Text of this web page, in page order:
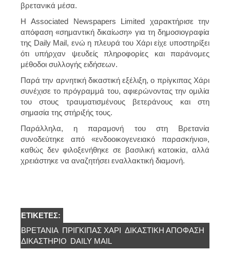
βρετανικά μέσα.
Η Associated Newspapers Limited χαρακτήρισε την
απόφαση «σημαντική δικαίωση» για τη δημοσιογραφία
της Daily Mail, ενώ η πλευρά του Χάρι είχε υποστηρίξει
ότι υπήρχαν ψευδείς πληροφορίες και παράνομες
μέθοδοι συλλογής ειδήσεων.
Παρά την αρνητική δικαστική εξέλιξη, ο πρίγκιπας Χάρι
συνέχισε το πρόγραμμά του, αφιερώνοντας την ομιλία
του στους τραυματισμένους βετεράνους και στη
σημασία της στήριξής τους.
Παράλληλα, η παραμονή του στη Βρετανία
συνοδεύτηκε από «ενδοοικογενειακό παρασκήνιο»,
καθώς δεν φιλοξενήθηκε σε βασιλική κατοικία, αλλά
χρειάστηκε να αναζητήσει εναλλακτική διαμονή.
ΕΤΙΚΈΤΕΣ:
ΒΡΕΤΑΝΊΑ ΠΡΊΓΚΙΠΑΣ ΧΆΡΙ ΔΙΚΑΣΤΙΚΉ ΑΠΌΦΑΣΗ
ΔΙΚΑΣΤΗΡΙΟ DAILY MAIL